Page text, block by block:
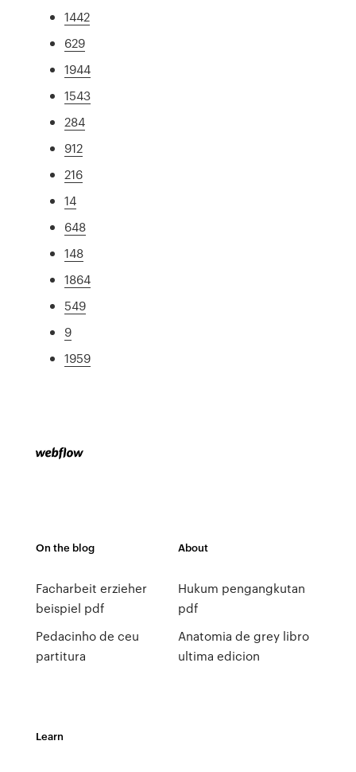
1442
629
1944
1543
284
912
216
14
648
148
1864
549
9
1959
On the blog
Facharbeit erzieher
beispiel pdf
Pedacinho de ceu
partitura
About
Hukum pengangkutan
pdf
Anatomia de grey libro
ultima edicion
Learn